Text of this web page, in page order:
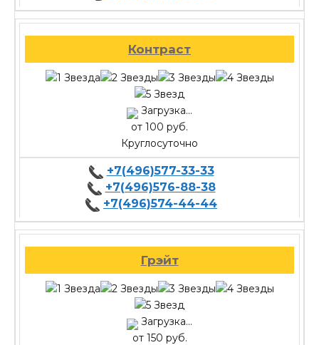
Контраст
Загрузка...
от 100 руб.
Круглосуточно
+7(496)577-33-33
+7(496)576-88-38
+7(496)574-44-44
Грэйт
Загрузка...
от 150 руб.